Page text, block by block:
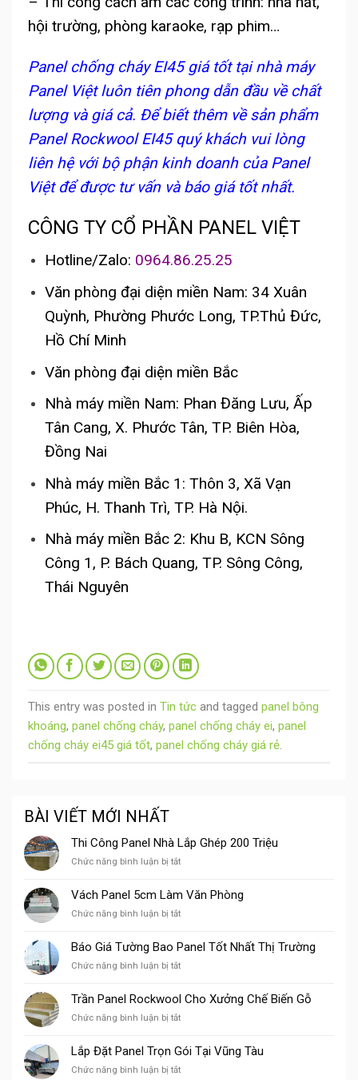
hội trường, phòng karaoke, rạp phim…
Panel chống cháy EI45 giá tốt tại nhà máy
Panel Việt luôn tiên phong dẫn đầu về chất
lượng và giá cả. Để biết thêm về sản phẩm
Panel Rockwool EI45 quý khách vui lòng
liên hệ với bộ phận kinh doanh của Panel
Việt để được tư vấn và báo giá tốt nhất.
CÔNG TY CỔ PHẦN PANEL VIỆT
Hotline/Zalo: 0964.86.25.25
Văn phòng đại diện miền Nam: 34 Xuân
Quỳnh, Phường Phước Long, TP.Thủ Đức,
Hồ Chí Minh
Văn phòng đại diện miền Bắc
Nhà máy miền Nam: Phan Đăng Lưu, Ấp
Tân Cang, X. Phước Tân, TP. Biên Hòa,
Đồng Nai
Nhà máy miền Bắc 1: Thôn 3, Xã Vạn
Phúc, H. Thanh Trì, TP. Hà Nội.
Nhà máy miền Bắc 2: Khu B, KCN Sông
Công 1, P. Bách Quang, TP. Sông Công,
Thái Nguyên
This entry was posted in Tin tức and tagged panel bông
khoáng, panel chống cháy, panel chống cháy ei, panel
chống cháy ei45 giá tốt, panel chống cháy giá rẻ.
BÀI VIẾT MỚI NHẤT
Thi Công Panel Nhà Lắp Ghép 200 Triệu
Chức năng bình luận bị tắtở
Công
Panel
Nhà
Ghép
Triệu
Vách Panel 5cm Làm Văn Phòng
Chức năng bình luận bị tắtở
Panel
5cm
Làm
Phòng
Báo Giá Tường Bao Panel Tốt Nhất Thị Trường
Chức năng bình luận bị tắtở
Giá
Tường
Bao
Tốt
Thị
Trần Panel Rockwool Cho Xưởng Chế Biến Gỗ
Chức năng bình luận bị tắtở
Panel
Rockwool
Cho
Lắp Đặt Panel Trọn Gói Tại Vũng Tàu
Chức năng bình luận bị tắtở